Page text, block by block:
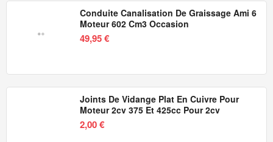
Conduite Canalisation De Graissage Ami 6
Moteur 602 Cm3 Occasion
49,95 €
Joints De Vidange Plat En Cuivre Pour
Moteur 2cv 375 Et 425cc Pour 2cv
2,00 €